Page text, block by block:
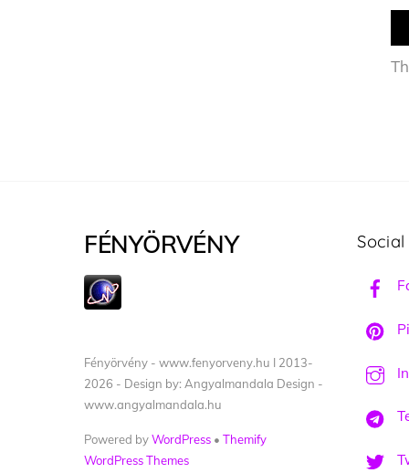
FÉNYÖRVÉNY
Fényörvény - www.fenyorveny.hu I 2013-
2026 - Design by: Angyalmandala Design -
www.angyalmandala.hu
Powered byWordPress • Themify
WordPress Themes
Social